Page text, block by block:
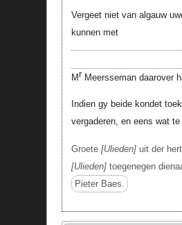
Vergeet niet van algauw
kunnen met
Mr Meersseman daarover
Indien gy beide kondet
vergaderen, en eens wat
Groete Ulieden uit der
Ulieden toegenegen
Pieter Baes.